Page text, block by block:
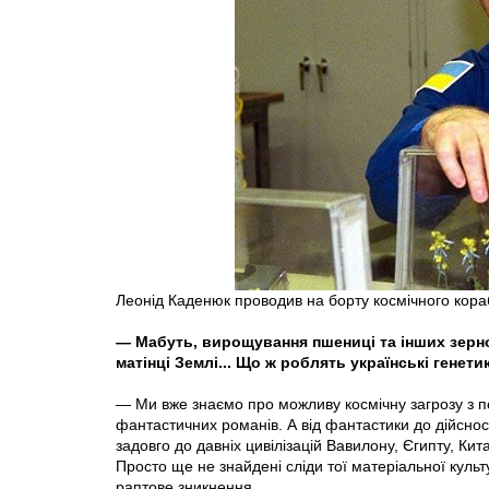
Леонід Каденюк проводив на борту космічного
— Мабуть, вирощування пшениці та інших
матінці Землі... Що ж роблять українські
— Ми вже знаємо про можливу космічну загрозу з
фантастичних романів. А від фантастики до
задовго до давніх цивілізацій Вавилону, Єгипту,
Просто ще не знайдені сліди тої матеріальної